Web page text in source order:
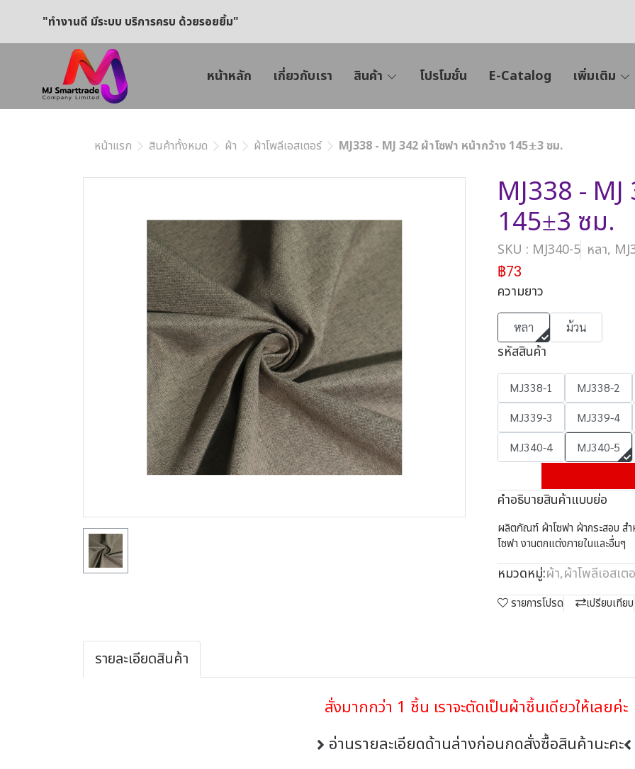
"ทำงานดี มีระบบ บริการครบ ด้วยรอยยิ้ม"
หน้าหลัก เกี่ยวกับเรา สินค้า โปรโมชั่น E-Catalog เพิ่มเติม
หน้าแรก สินค้าทั้งหมด ผ้า ผ้าโพลีเอสเตอร์ MJ338 - MJ 342 ผ้าโซฟา หน้ากว้าง 145±3 ซม.
MJ338 - MJ
145±3 ซม.
SKU : MJ340-5 หลา,
฿73
ความยาว
หลา ม้วน
รหัสสินค้า
MJ338-1 MJ338-2
MJ339-3
MJ339-4
MJ340-4
MJ340-5
คำอธิบายสินค้าแบบย่อ
ผลิตภัณฑ์ ผ้าโซฟา ผ้ากระสอบ ส
โซฟา งานตกแต่งภายในและอื่นๆ
หมวดหมู่:ผ้า,ผ้าโพลีเอสเต
รายการโปรด เปรียบเทียบ
รายละเอียดสินค้า
สั่งมากกว่า 1 ชิ้น เราจะตัดเป็นผ้าชิ้นเดียวให้เลยค่ะ
อ่านรายละเอียดด้านล่างก่อนกดสั่งซื้อสินค้านะคะ